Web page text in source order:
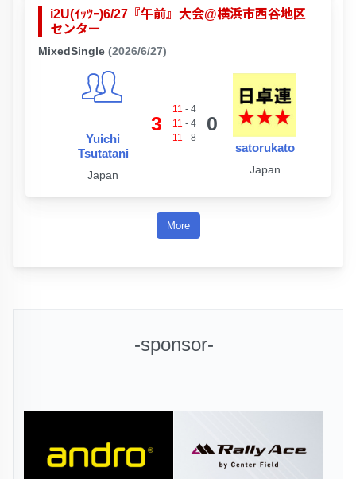
i2U(ｲｯﾂｰ)6/27『午前』大会@横浜市西谷地区
センター
MixedSingle (2026/6/27)
Yuichi
Tsutatani
Japan
3
11 - 4
11 - 4
11 - 8
0
satorukato
Japan
More
-sponsor-